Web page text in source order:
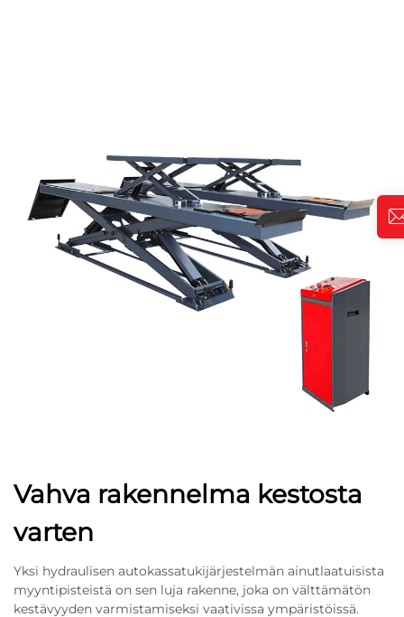
Vahva rakennelma kestosta
varten
Yksi hydraulisen autokassatukijärjestelmän ainutlaatuisista
myyntipisteistä on sen luja rakenne, joka on välttämätön
kestävyyden varmistamiseksi vaativissa ympäristöissä.